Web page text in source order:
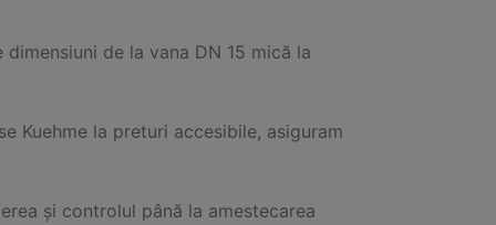
de la vana DN 15 mică la
Kuehme la preturi accesibile, asiguram
și controlul până la amestecarea